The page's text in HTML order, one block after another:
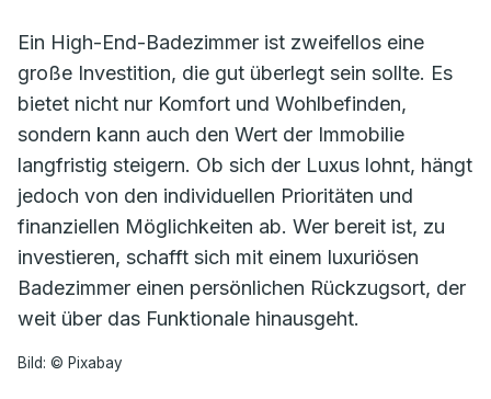
Ein High-End-Badezimmer ist zweifellos eine
große Investition, die gut überlegt sein sollte. Es
bietet nicht nur Komfort und Wohlbefinden,
sondern kann auch den Wert der Immobilie
langfristig steigern. Ob sich der Luxus lohnt, hängt
jedoch von den individuellen Prioritäten und
finanziellen Möglichkeiten ab. Wer bereit ist, zu
investieren, schafft sich mit einem luxuriösen
Badezimmer einen persönlichen Rückzugsort, der
weit über das Funktionale hinausgeht.
Bild: © Pixabay